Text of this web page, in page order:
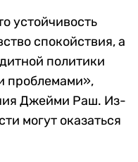
устойчивость
спокойствия, а
политики
проблемами»,
Джейми Раш. Из-
могут оказаться